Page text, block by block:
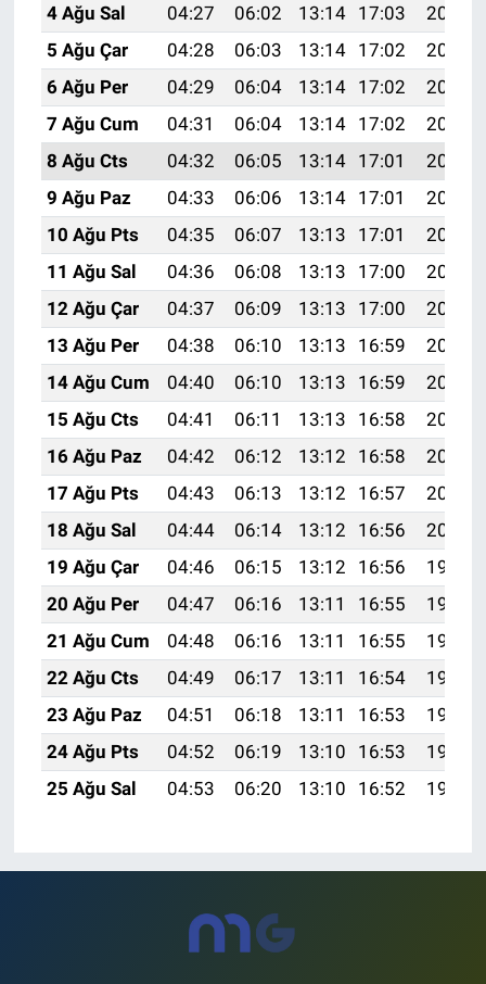
4 Ağu Sal
04:27 06:02 13:14 17:03
20:16
5 Ağu Çar
04:28 06:03 13:14 17:02
20:15
6 Ağu Per
04:29 06:04 13:14 17:02
20:14
7 Ağu Cum
04:31 06:04 13:14 17:02
20:13
8 Ağu Cts
04:32 06:05 13:14 17:01
20:12
9 Ağu Paz
04:33 06:06 13:14 17:01
20:11
10 Ağu Pts
04:35 06:07 13:13 17:01
20:10
11 Ağu Sal
04:36 06:08 13:13 17:00
20:09
12 Ağu Çar
04:37 06:09 13:13 17:00
20:08
13 Ağu Per
04:38 06:10 13:13 16:59
20:06
14 Ağu Cum
04:40 06:10 13:13 16:59
20:05
15 Ağu Cts
04:41 06:11 13:13 16:58
20:04
16 Ağu Paz
04:42 06:12 13:12 16:58
20:03
17 Ağu Pts
04:43 06:13 13:12 16:57
20:01
18 Ağu Sal
04:44 06:14 13:12 16:56
20:00
19 Ağu Çar
04:46 06:15 13:12 16:56
19:59
20 Ağu Per
04:47 06:16 13:11 16:55
19:57
21 Ağu Cum
04:48 06:16 13:11 16:55
19:56
22 Ağu Cts
04:49 06:17 13:11 16:54
19:55
23 Ağu Paz
04:51 06:18 13:11 16:53
19:53
24 Ağu Pts
04:52 06:19 13:10 16:53
19:52
25 Ağu Sal
04:53 06:20 13:10 16:52 19:51